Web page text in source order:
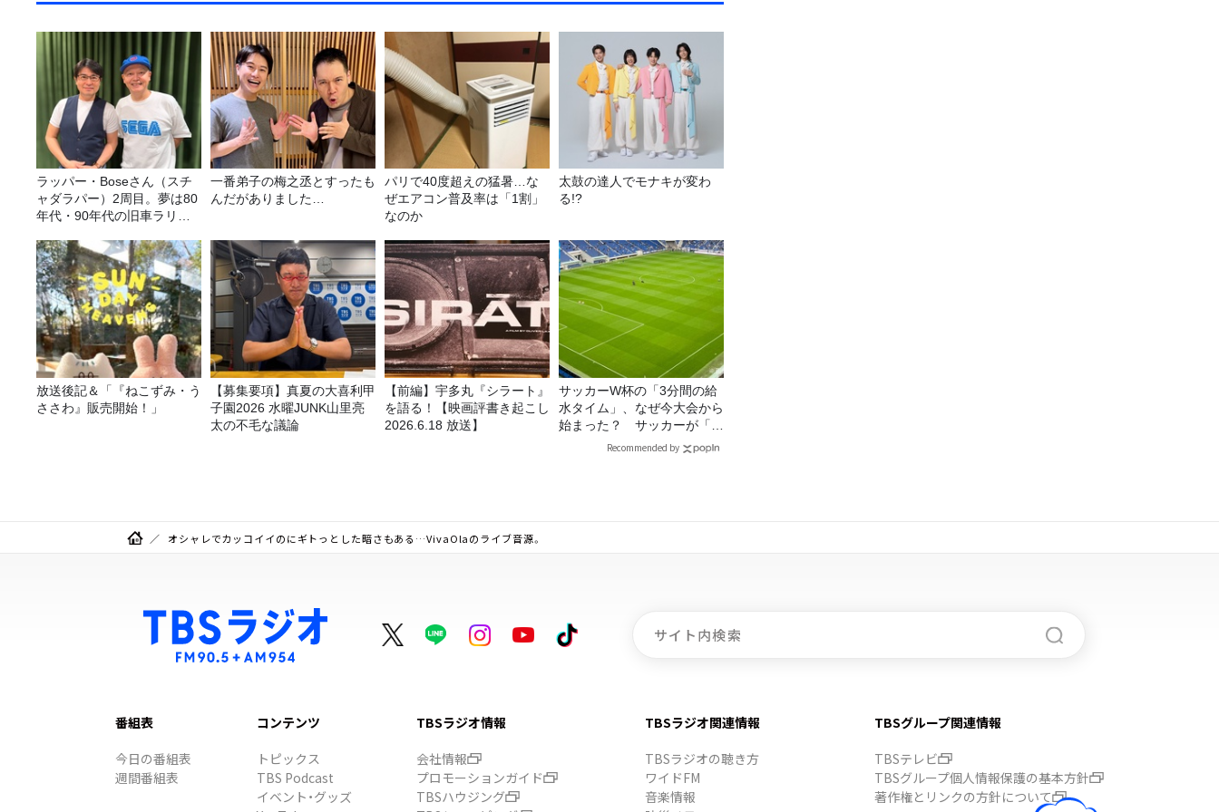
ラッパー・Boseさん（スチ
ャダラパー）2周目。夢は80
年代・90年代の旧車ラリ
一番弟子の梅之丞とすったも
んだがありました…
パリで40度超えの猛暑…な
ぜエアコン普及率は「1割」
なのか
太鼓の達人でモナキが変わ
る!?
放送後記＆「『ねこずみ・う
ささわ』販売開始！」
【募集要項】真夏の大喜利甲
子園2026 水曜JUNK山里亮
太の不毛な議論
【前編】宇多丸『シラート』
を語る！【映画評書き起こし
2026.6.18 放送】
サッカーW杯の「3分間の給
水タイム」、なぜ今大会から
始まった？ サッカーが「お
金」に変わる仕組み
Recommended by
オシャレでカッコイイのにギトっとした暗さもある…VivaOlaのライブ音源。
番組表
今日の番組表
週間番組表
コンテンツ
トピックス
TBS Podcast
イベント・グッズ
TBSラジオ情報
会社情報
プロモーションガイド
TBSハウジング
TBSラジオ関連情報
TBSラジオの聴き方
ワイドFM
音楽情報
TBSグループ関連情報
TBSテレビ
TBSグループ個人情報保護の基本方針
著作権とリンクの方針について